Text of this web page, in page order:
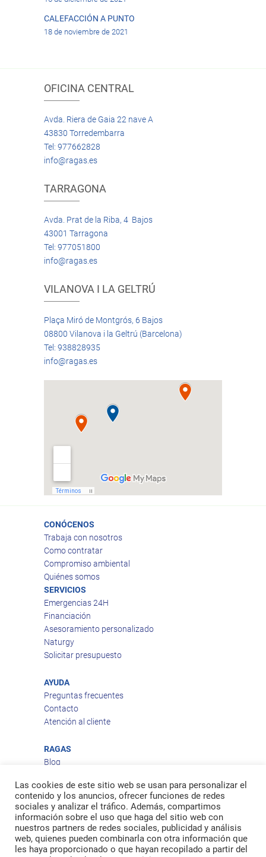
CALEFACCIÓN A PUNTO
18 de noviembre de 2021
OFICINA CENTRAL
Avda. Riera de Gaia 22 nave A
43830 Torredembarra
Tel: 977662828
info@ragas.es
TARRAGONA
Avda. Prat de la Riba, 4 Bajos
43001 Tarragona
Tel: 977051800
info@ragas.es
VILANOVA I LA GELTRÚ
Plaça Miró de Montgrós, 6 Bajos
08800 Vilanova i la Geltrú (Barcelona)
Tel: 938828935
info@ragas.es
CONÓCENOS
Trabaja con nosotros
Como contratar
Compromiso ambiental
Quiénes somos
SERVICIOS
Emergencias 24H
Financiación
Asesoramiento personalizado
Naturgy
Solicitar presupuesto
AYUDA
Preguntas frecuentes
Contacto
Atención al cliente
RAGAS
Blog
Política de privacidad
Política de cookies
Política de envío
Política de devoluciones
Las cookies de este sitio web se usan para personalizar el
contenido y los anuncios, ofrecer funciones de redes
sociales y analizar el tráfico. Además, compartimos
información sobre el uso que haga del sitio web con
nuestros partners de redes sociales, publicidad y análisis
web, quienes pueden combinarla con otra información que
les haya proporcionado o que hayan recopilado a partir del